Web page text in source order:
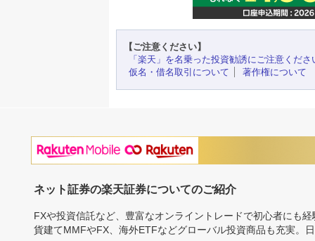
【ご注意ください】
「楽天」を名乗った投資勧誘にご注意くださ
仮名・借名取引について
著作権について
ネット証券の楽天証券についてのご紹介
FXや投資信託など、豊富なオンライントレードで初心者にも
貨建てMMFやFX、海外ETFなどグローバル投資商品も充実。